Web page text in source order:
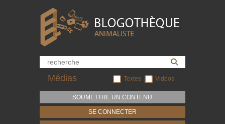
Médias Textes Vidéos
SOUMETTRE UN CONTENU
SE CONNECTER